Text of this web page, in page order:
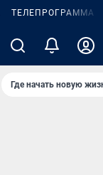
ТЕЛЕПРОГРАММА
Где начать новую